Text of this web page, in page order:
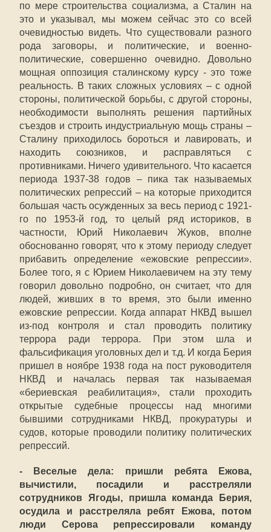
по мере строительства социализма, а Сталин на
это и указывал, мы можем сейчас это со всей
очевидностью видеть. Что существовали разного
рода заговоры, и политические, и военно-
политические, совершенно очевидно. Довольно
мощная оппозиция сталинскому курсу - это тоже
реальность. В таких сложных условиях – с одной
стороны, политической борьбы, с другой стороны,
необходимости выполнять решения партийных
съездов и строить индустриальную мощь страны –
Сталину приходилось бороться и лавировать, и
находить союзников, и расправляться с
противниками. Ничего удивительного. Что касается
периода 1937-38 годов – пика так называемых
политических репрессий – на которые приходится
большая часть осужденных за весь период с 1921-
го по 1953-й год, то целый ряд историков, в
частности, Юрий Николаевич Жуков, вполне
обоснованно говорят, что к этому периоду следует
прибавить определение «ежовские репрессии».
Более того, я с Юрием Николаевичем на эту тему
говорил довольно подробно, он считает, что для
людей, живших в то время, это были именно
ежовские репрессии. Когда аппарат НКВД вышел
из-под контроля и стал проводить политику
террора ради террора. При этом шла и
фальсификация уголовных дел и т.д. И когда Берия
пришел в ноябре 1938 года на пост руководителя
НКВД и началась первая так называемая
«бериевская реабилитация», стали проходить
открытые судебные процессы над многими
бывшими сотрудниками НКВД, прокуратуры и
судов, которые проводили политику политических
репрессий.
- Веселые дела: пришли ребята Ежова,
вычистили, посадили и расстреляли
сотрудников Ягоды, пришла команда Берия,
осудила и расстреляла ребят Ежова, потом
люди Серова репрессировали команду